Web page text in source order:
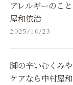
アレルギーのこ
屋和依治
2025/10/23
脚の辛いむくみ
ケアなら中村屋